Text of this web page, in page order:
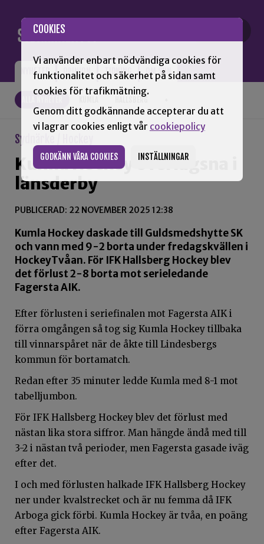
COOKIES
Vi använder enbart nödvändiga cookies för
funktionalitet och säkerhet på sidan samt
cookies för trafikmätning.
Genom ditt godkännande accepterar du att
vi lagrar cookies enligt vår cookiepolicy
GODKÄNN VÅRA COOKIES INSTÄLLNINGAR
NYHETER OPINION TIDNING OM SNN
HALLSBERG
Sydnärke / Hockey
Kumla Hockey överlägsna i
länsderby
PUBLICERAD: 22 NOVEMBER 2025 12:38
Kumla Hockey daskade till Guldsmedshytte SK
och vann med 9-2 borta under fredagskvällen i
HockeyTvåan. För IFK Hallsberg Hockey blev
det förlust 2-8 borta mot serieledande
Fagersta AIK.
Efter förlusten i seriefinalen mot Fagersta AIK i
förra omgången så tog sig Kumla Hockey tillbaka
till vinnarspåret när de åkte till Lindesbergs
kommun för bortamatch.
Redan efter 35 minuter ledde Kumla med 8-1 mot
tabelljumbon.
För IFK Hallsberg Hockey blev det förlust med
nästan lika stora siffror. Man hängde ändå med till
3-2 i nästan två perioder, men Fagersta gasade iväg
efter det.
I och med förlusten halkade IFK Hallsberg Hockey
ner under kvalstrecket och är nu femma då IFK
Arboga gick förbi. Kumla Hockey är tvåa, en poäng
efter Fagersta AIK.